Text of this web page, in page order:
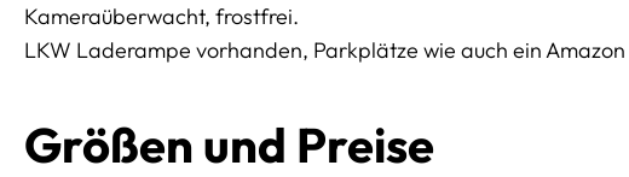
Kameraüberwacht, frostfrei.
LKW Laderampe vorhanden, Parkplätze wie auch ein
Größen und Preise